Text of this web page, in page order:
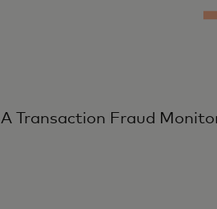
A Transaction Fraud